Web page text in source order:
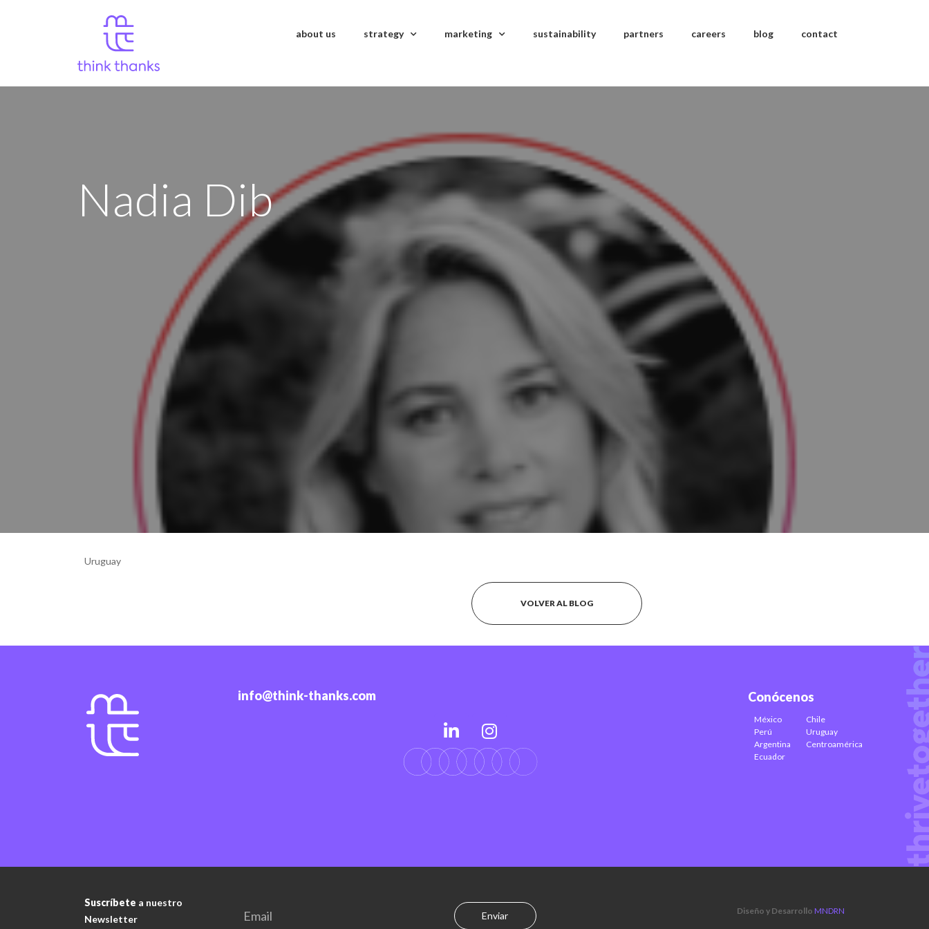
about us strategy marketing sustainability partners careers blog contact
Nadia Dib
Uruguay
VOLVER AL BLOG
info@think-thanks.com Conócenos
México
Perú
Argentina
Ecuador
Chile
Uruguay
Centroamérica
Suscríbete a nuestro
Newsletter
Enviar Diseño y Desarrollo MNDRN